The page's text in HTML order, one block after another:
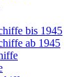
bis 1945
ab 1945